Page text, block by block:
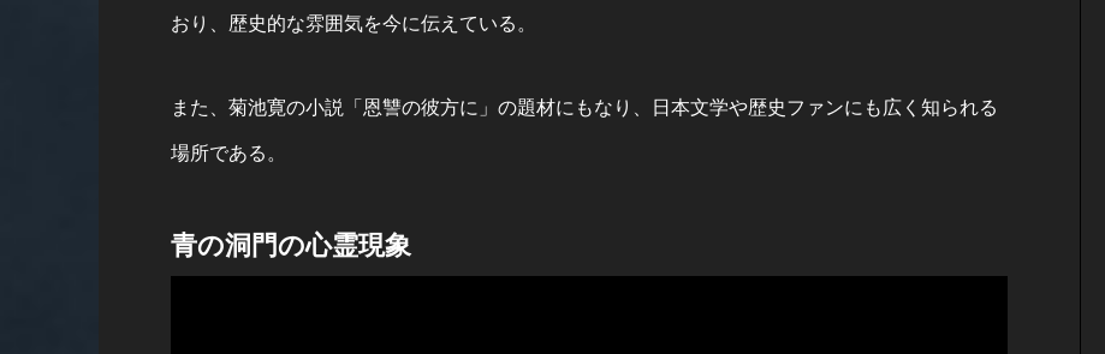
おり、歴史的な雰囲気を今に伝えている。
また、菊池寛の小説「恩讐の彼方に」の題材にもなり、日本文学や歴史ファンにも広く知られる
場所である。
青の洞門の心霊現象